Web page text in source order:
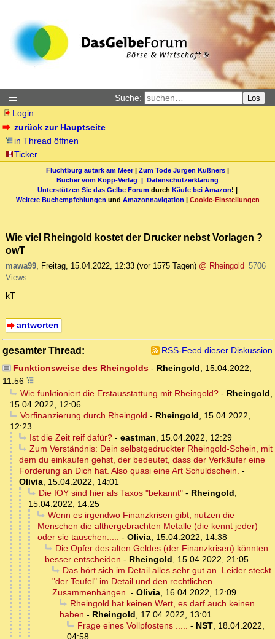
Suche: Los
Login
zurück zur Hauptseite
in Thread öffnen
Ticker
Fluchtburg autark am Meer| Zum Tode Jürgen Küßners |
Bücher vom Kopp-Verlag | Datenschutzerklärung
Unterstützen Sie das Gelbe Forum durch Käufe bei Amazon! |
Weitere Buchempfehlungen und Amazonnavigation | Cookie-Einstellungen
Wie viel Rheingold kostet der Drucker nebst Vorlagen ?
owT
mawa99, Freitag, 15.04.2022, 12:33 (vor 1575 Tagen) @ Rheingold 5706
Views
kT
antworten
gesamter Thread:
RSS-Feed dieser Diskussion
Funktionsweise des Rheingolds- Rheingold, 15.04.2022,
11:56
Wie funktioniert die Erstausstattung mit Rheingold?- Rheingold,
15.04.2022, 12:06
Vorfinanzierung durch Rheingold - Rheingold, 15.04.2022,
12:23
Ist die Zeit reif dafür?- eastman, 15.04.2022, 12:29
Zum Verständnis: Dein selbstgedruckter Rheingold-Schein, mit
dem du einkaufen gehst, der bedeutet, dass der Verkäufer eine
Forderung an Dich hat. Also quasi eine Art Schuldschein. -
Olivia, 15.04.2022, 14:01
Die IOY sind hier als Taxos "bekannt"- Rheingold,
15.04.2022, 14:25
Wenn es irgendwo Finanzkrisen gibt, nutzen die
Menschen die althergebrachten Metalle (die kennt jeder)
oder sie tauschen..... - Olivia, 15.04.2022, 14:38
Die Opfer des alten Geldes (der Finanzkrisen) könnten
besser entscheiden - Rheingold, 15.04.2022, 21:05
Das hört sich im Detail alles sehr gut an. Leider steckt
"der Teufel" im Detail und den rechtlichen
Zusammenhängen. - Olivia, 16.04.2022, 12:09
Rheingold hat keinen Wert, es darf auch keinen
haben - Rheingold, 17.04.2022, 13:01
Frage eines Vollpfostens ..... - NST, 18.04.2022,
04:58